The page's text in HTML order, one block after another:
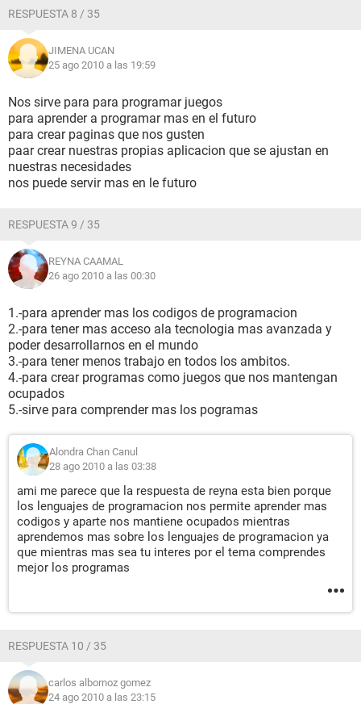
RESPUESTA 8 / 35
JIMENA UCAN
25 ago 2010 a las 19:59
Nos sirve para para programar juegos
para aprender a programar mas en el futuro
para crear paginas que nos gusten
paar crear nuestras propias aplicacion que se ajustan en
nuestras necesidades
nos puede servir mas en le futuro
RESPUESTA 9 / 35
REYNA CAAMAL
26 ago 2010 a las 00:30
1.-para aprender mas los codigos de programacion
2.-para tener mas acceso ala tecnologia mas avanzada y
poder desarrollarnos en el mundo
3.-para tener menos trabajo en todos los ambitos.
4.-para crear programas como juegos que nos mantengan
ocupados
5.-sirve para comprender mas los pogramas
Alondra Chan Canul
28 ago 2010 a las 03:38
ami me parece que la respuesta de reyna esta bien porque
los lenguajes de programacion nos permite aprender mas
codigos y aparte nos mantiene ocupados mientras
aprendemos mas sobre los lenguajes de programacion ya
que mientras mas sea tu interes por el tema comprendes
mejor los programas
RESPUESTA 10 / 35
carlos albornoz gomez
24 ago 2010 a las 23:15